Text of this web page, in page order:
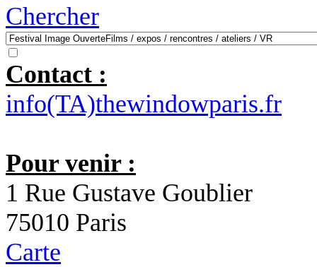
Chercher
Contact :
info(TA)thewindowparis.fr
Pour venir :
1 Rue Gustave Goublier
75010 Paris
Carte